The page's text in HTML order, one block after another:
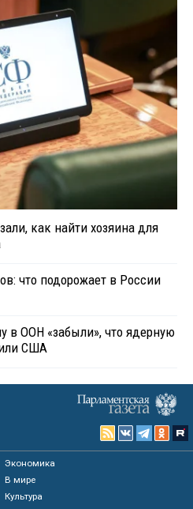
как найти хозяина для
что подорожает в России
в ООН «забыли», что ядерную
США
Экономика
В мире
Культура